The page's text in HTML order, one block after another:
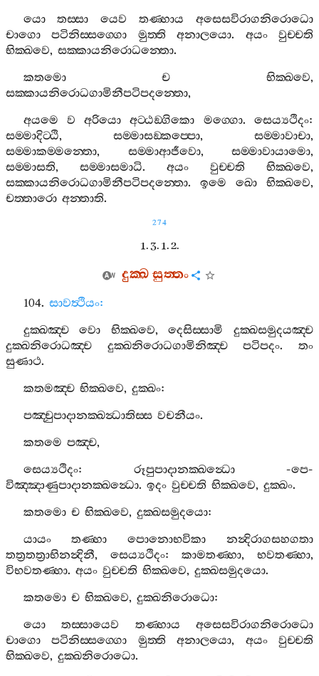
යො
තස‍්සා යෙව තණ‍්හාය
අසෙසවිරාගනිරොධො
චාගො
පටිනිස‍්සග‍්ගො මුත‍්ති අනාලයො. අයං
වුච‍්චති
භික‍්ඛවෙ, සක‍්කායනිරොධන‍්තො.
කතමො
ච භික‍්ඛවෙ,
සක‍්කායනිරොධගාමිනීපටිපදන‍්තො,
අයමෙ
ව අරියො අට‍්ඨඞ‍්ගිකො මග‍්ගො.සෙය්‍යථිදං:
සම‍්මාදිට‍්ඨි, සම‍්මාසඞ‍්කප‍්පො, සම‍්මාවාචා,
සම‍්මාකම‍්මන‍්තො, සම‍්මාආජීවො, සම‍්මාවායාමො,
සම‍්මාසති, සම‍්මාසමාධි. අයං වුච‍්චති භික‍්ඛවෙ,
සක‍්කායනිරොධගාමිනීපටිපදන‍්තො. ඉමෙ ඛො භික‍්ඛවෙ,
චත‍්තාරො අන‍්තාති.
274
1. 3. 1. 2.
දුක‍්ඛසුත‍්තං
104. සාවත්‍ථියං:
දුක‍්ඛඤ‍්ච
වො භික‍්ඛවෙ,දෙසිස‍්සාමි
දුක‍්ඛසමුදයඤ‍්ච
දුක‍්ඛනිරොධඤ‍්ච
දුක‍්ඛනිරොධගාමිනිඤ‍්ච පටිපදං.තං
සුණාථ.
කතමඤ‍්ච භික‍්ඛවෙ, දුක‍්ඛං:
පඤ‍්චුපාදානක‍්ඛන්‍ධාතිස‍්ස වචනීයං.
කතමෙ පඤ‍්ච,
සෙය්‍යථිදං: රූපුපාදානක‍්ඛන්‍ධො-පෙ-
විඤ‍්ඤාණුපාදානක‍්ඛන්‍ධො. ඉදං වුච‍්චති භික‍්ඛවෙ, දුක‍්ඛං.
කතමො ච භික‍්ඛවෙ, දුක‍්ඛසමුදයො:
යායං
තණ‍්හා පොනොභවිකා
නන්‍දිරාගසහගතා
තත්‍රතත්‍රාභිනන්‍දිනී, සෙය්‍යථිදං:කාමතණ‍්හා,භවතණ‍්හා,
විභවතණ‍්හා. අයං වුච‍්චති භික‍්ඛවෙ, දුක‍්ඛසමුදයො.
කතමො ච භික‍්ඛවෙ, දුක‍්ඛනිරොධො:
යො
තස‍්සායෙව තණ‍්හාය
අසෙසවිරාගනිරොධො
චාගො
පටිනිස‍්සග‍්ගො මුත‍්ති අනාලයො, අයං
වුච‍්චති
භික‍්ඛවෙ, දුක‍්ඛනිරොධො.